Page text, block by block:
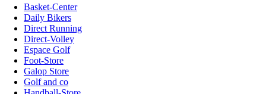
Basket-Center
Daily Bikers
Direct Running
Direct-Volley
Espace Golf
Foot-Store
Galop Store
Golf and co